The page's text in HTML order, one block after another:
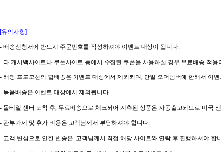
[유의사항]
- 배송신청서에 반드시 주문번호를 작성하셔야 이벤트 대상이 됩니다.
- 타 캐시백사이트나 쿠폰사이트 등에서 수집된 쿠폰을 사용하실 경우 무료배송 적용
- 해당 프로모션의 합배송은 이벤트 대상에서 제외되며, 단일 오더넘버에 한해서 이
- 묶음배송은 이벤트 대상에서 제외됩니다.
- 몰테일 센터 도착 후, 무료배송으로 체크되어 계측된 상품은 자동출고되므로 미국
- 관부가세 및 추가 비용은 고객님께서 부담하셔야 합니다.
- 고객 변심으로 인한 반송은, 고객님께서 직접 해당 사이트와 연락 후 진행하셔야 합